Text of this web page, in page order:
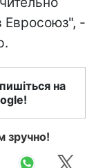
Евросоюз", -
на
зручно!